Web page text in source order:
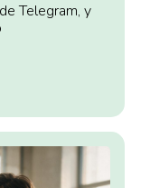
Telegram, y